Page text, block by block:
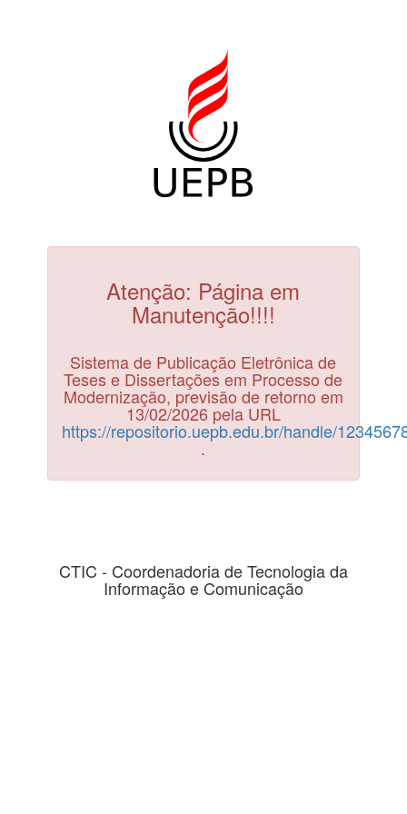
Atenção: Página em
Manutenção!!!!
Sistema de Publicação Eletrônica de
Teses e Dissertações em Processo de
Modernização, previsão de retorno em
13/02/2026 pela URL
https://repositorio.uepb.edu.br/handle/
.
CTIC - Coordenadoria de Tecnologia da
Informação e Comunicação